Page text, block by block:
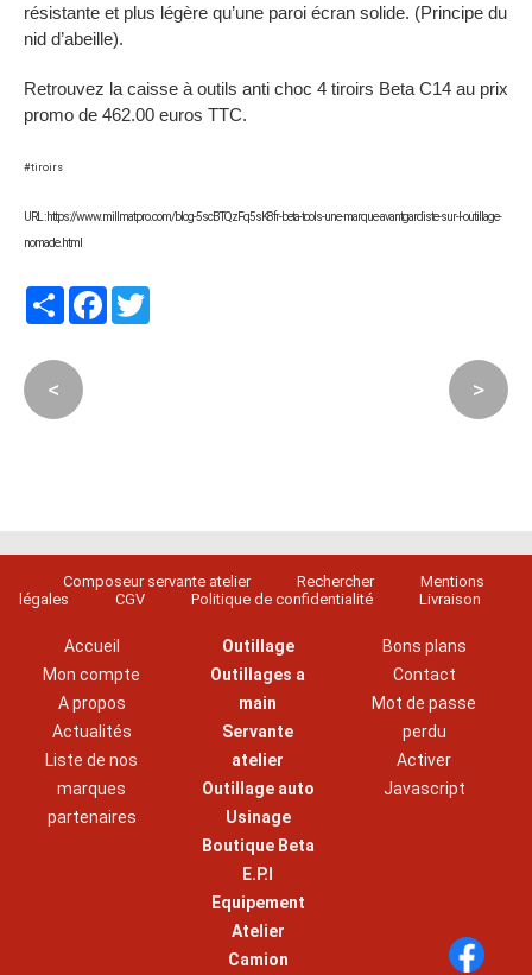
résistante et plus légère qu’une paroi écran solide. (Principe du
nid d’abeille).
Retrouvez la caisse à outils anti choc 4 tiroirs Beta C14 au prix
promo de 462.00 euros TTC.
#tiroirs
URL : https://www.millmatpro.com/blog-5scBTQzFq5sK8fr-beta-tools-une-marque-avantgardiste-sur-l-outillage-
nomade.html
PartagerFacebook
< >
Composeur servante atelier Rechercher
Mentions
légales
CGV Politique de confidentialité Livraison
Accueil
Mon compte
A propos
Actualités
Liste de nos
marques
partenaires
Outillage
Outillages a
main
Servante
atelier
Outillage auto
Usinage
Boutique Beta
E.P.I
Equipement
Atelier
Camion
Bons plans
Contact
Mot de passe
perdu
Activer
Javascript